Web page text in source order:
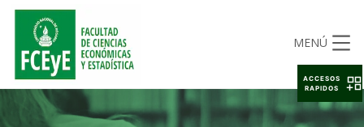
MENÚ
ACCESOS
RAPIDOS